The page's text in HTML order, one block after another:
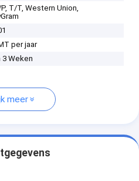
T/T, Western Union,
per jaar
3 Weken
meer